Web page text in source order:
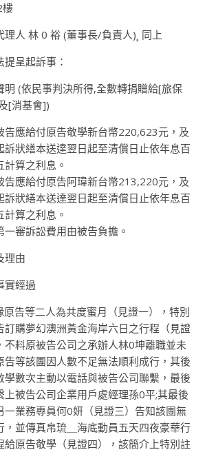
樓
理人 林 0 裕 (董事長/負責人)¸ 同上
提呈起訴事：
明 (依民事判決所得,全數轉捐贈給[旅保
[消基會])
告應給付原告敬學新台幣220,623元，及
訴狀繕本送達翌日起至清償日止依年息百
計算之利息。
告應給付原告阿瑋新台幣213,220元，及
訴狀繕本送達翌日起至清償日止依年息百
計算之利息。
一審訴訟費用由被告負擔。
理由
實經過
原告等二人為共度蜜月（見證一），特別
訂購夢幻澳洲黃金海岸六日之行程（見證
不料原被告公司之承辦人林0坤離職並未
告等該團因人數不足無法順利成行，其後
學數次主動以電話與被告公司聯繫，最後
上被告公司企業用戶處經理孫0平;其最後
一業務專員何0妍（見證三）告知該團無
，並傳真帛琉＿海底動員五天四夜豪華行
給原告敬學（見證四），該簡介上特別註